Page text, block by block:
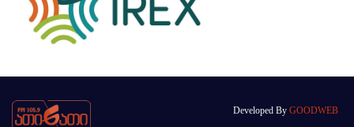
Developed By GOODWEB